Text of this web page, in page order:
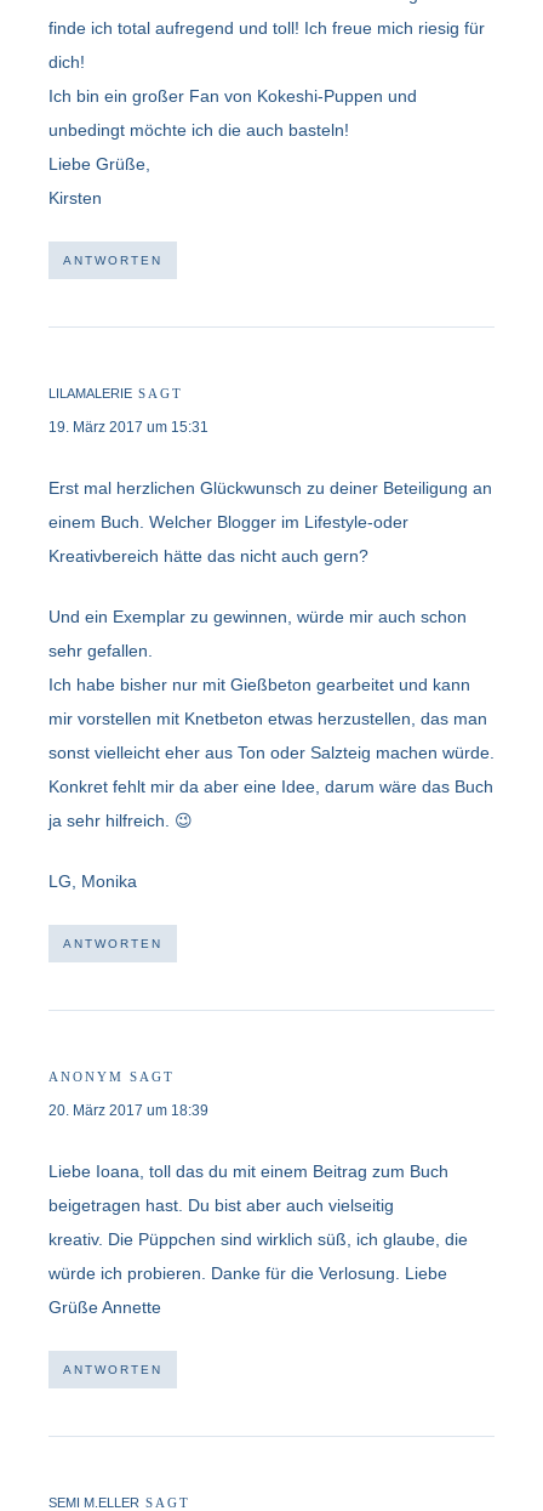
finde ich total aufregend und toll! Ich freue mich riesig für
dich!
Ich bin ein großer Fan von Kokeshi-Puppen und
unbedingt möchte ich die auch basteln!
Liebe Grüße,
Kirsten
ANTWORTEN
LILAMALERIE SAGT
19. März 2017 um 15:31
Erst mal herzlichen Glückwunsch zu deiner Beteiligung an
einem Buch. Welcher Blogger im Lifestyle-oder
Kreativbereich hätte das nicht auch gern?
Und ein Exemplar zu gewinnen, würde mir auch schon
sehr gefallen.
Ich habe bisher nur mit Gießbeton gearbeitet und kann
mir vorstellen mit Knetbeton etwas herzustellen, das man
sonst vielleicht eher aus Ton oder Salzteig machen würde.
Konkret fehlt mir da aber eine Idee, darum wäre das Buch
ja sehr hilfreich. 😉
LG, Monika
ANTWORTEN
ANONYM SAGT
20. März 2017 um 18:39
Liebe Ioana, toll das du mit einem Beitrag zum Buch
beigetragen hast. Du bist aber auch vielseitig
kreativ. Die Püppchen sind wirklich süß, ich glaube, die
würde ich probieren. Danke für die Verlosung. Liebe
Grüße Annette
ANTWORTEN
SEMI M.ELLER SAGT